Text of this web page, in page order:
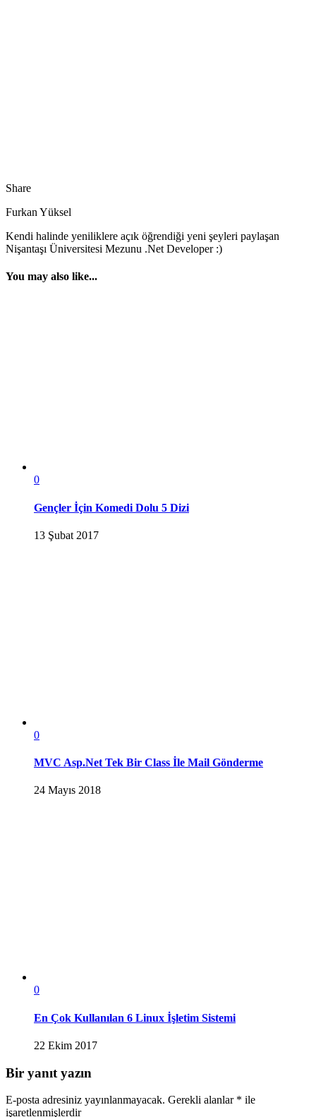
Share
Furkan Yüksel
Kendi halinde yeniliklere açık öğrendiği yeni şeyleri paylaşan
Nişantaşı Üniversitesi Mezunu .Net Developer :)
You may also like...
0
Gençler İçin Komedi Dolu 5 Dizi
13 Şubat 2017
0
MVC Asp.Net Tek Bir Class İle Mail Gönderme
24 Mayıs 2018
0
En Çok Kullanılan 6 Linux İşletim Sistemi
22 Ekim 2017
Bir yanıt yazın
E-posta adresiniz yayınlanmayacak. Gerekli alanlar * ile
işaretlenmişlerdir